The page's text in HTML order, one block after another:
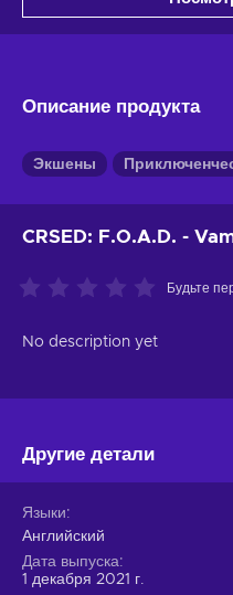
Описание продукта
Экшены
CRSED: F.O.A.D. -
Будьте
No description yet
Другие детали
Языки
Английский
Дата выпуска
1 декабря 2021 г.